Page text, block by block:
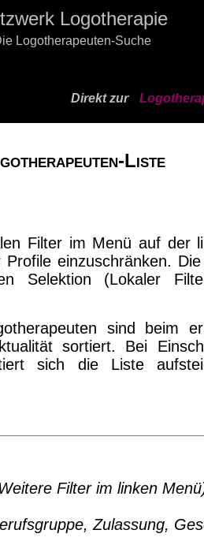
Logotherapie
Logotherapeuten-Suche
Direkt zur
Liste
Filter im Menü auf der
einzuschränken.
Selektion (Lokaler
sind beim
sortiert. Bei
sich die Liste
Filter im linken
Zulassung,